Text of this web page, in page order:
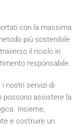
con la massima
più sostenibile
il riciclo in
responsabile.
nostri servizi di
possono assistere la
Insieme,
e costruire un